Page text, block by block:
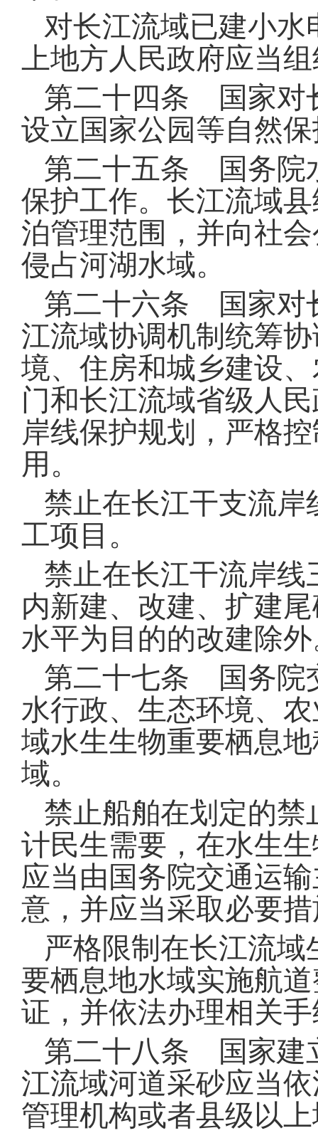
对长江流域已建小
上地方人民政府应当
第二十四条 国家对
设立国家公园等自然
第二十五条 国务院
保护工作。 长江流域
泊管理范围，并向社
侵占河湖水域。
第二十六条 国家对
江流域协调机制统筹
境、住房和城乡建设
门和长江流域省级人
岸线保护规划，严格
用 。
禁止在长江干支流
工项目 。
禁止在长江干流岸
内新建、改建、扩建
水平为目的的改建除外
第二十七条 国务院
水行政、生态环境、
域水生生物重要栖息
域。
禁止船舶在划定的禁
计民生需要，在水生
应当由国务院交通运
意，并应当采取必要
严格限制在长江流
要栖息地水域实施航
证，并依法办理相关
第二十八条 国家建
江流域河道采砂应当
管理机构或者县级以